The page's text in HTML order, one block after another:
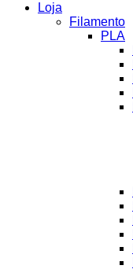
Loja
Filamento
PLA